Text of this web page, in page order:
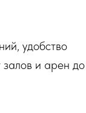
удобство
залов и арен до